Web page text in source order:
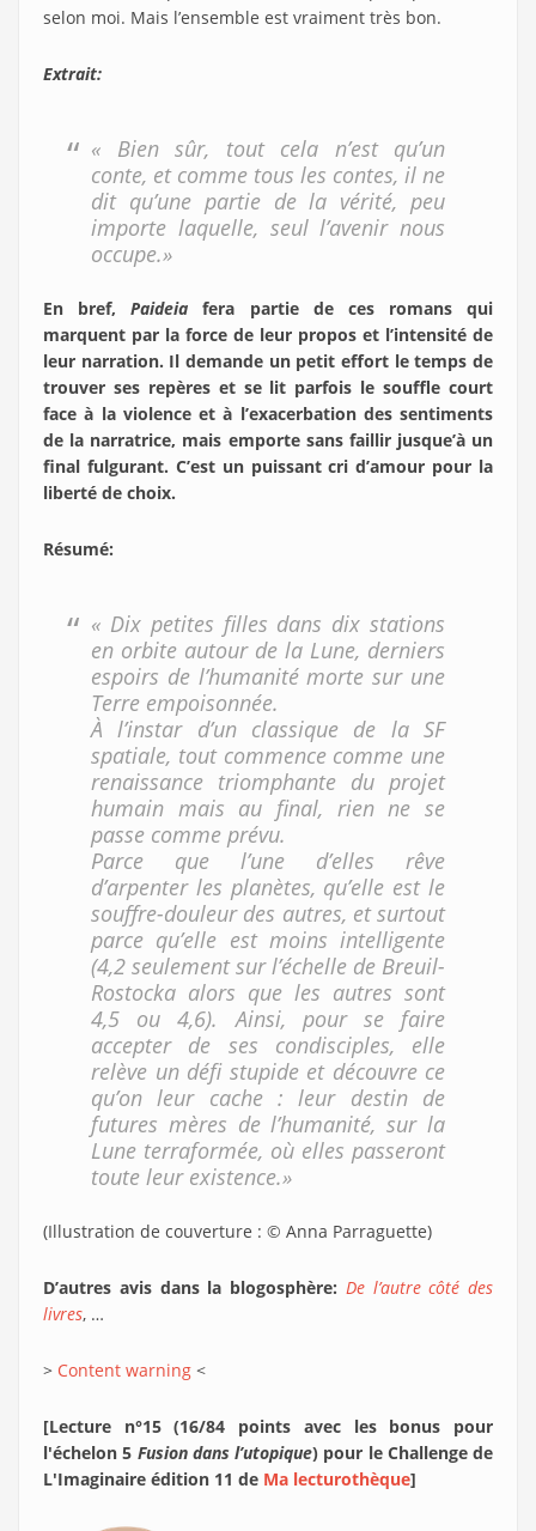
selon moi. Mais l’ensemble est vraiment très bon.
Extrait:
« Bien sûr, tout cela n’est qu’un
conte, et comme tous les contes, il ne
dit qu’une partie de la vérité, peu
importe laquelle, seul l’avenir nous
occupe.»
En bref,Paideia fera partie de ces romans qui
marquent par la force de leur propos et l’intensité de
leur narration. Il demande un petit effort le temps de
trouver ses repères et se lit parfois le souffle court
face à la violence et à l’exacerbation des sentiments
de la narratrice, mais emporte sans faillir jusque’à un
final fulgurant. C’est un puissant cri d’amour pour la
liberté de choix.
Résumé:
« Dix petites filles dans dix stations
en orbite autour de la Lune, derniers
espoirs de l’humanité morte sur une
Terre empoisonnée.
À l’instar d’un classique de la SF
spatiale, tout commence comme une
renaissance triomphante du projet
humain mais au final, rien ne se
passe comme prévu.
Parce que l’une d’elles rêve
d’arpenter les planètes, qu’elle est le
souffre-douleur des autres, et surtout
parce qu’elle est moins intelligente
(4,2 seulement sur l’échelle de Breuil-
Rostocka alors que les autres sont
4,5 ou 4,6). Ainsi, pour se faire
accepter de ses condisciples, elle
relève un défi stupide et découvre ce
qu’on leur cache : leur destin de
futures mères de l’humanité, sur la
Lune terraformée, où elles passeront
toute leur existence.»
(Illustration de couverture : © Anna Parraguette)
D’autres avis dans la blogosphère: De l’autre côté des
livres, …
> Content warning <
[Lecture n°15 (16/84 points avec les bonus pour
l'échelon 5 Fusion dans l’utopique) pour le Challenge de
L'Imaginaire édition 11 de Ma lecturothèque]